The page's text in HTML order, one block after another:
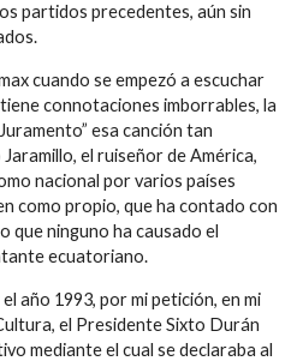
partidos precedentes, aún sin
cuando se empezó a escuchar
connotaciones imborrables, la
esa canción tan
el ruiseñor de América,
nacional por varios países
como propio, que ha contado con
que ninguno ha causado el
ecuatoriano.
año 1993, por mi petición, en mi
el Presidente Sixto Durán
mediante el cual se declaraba al